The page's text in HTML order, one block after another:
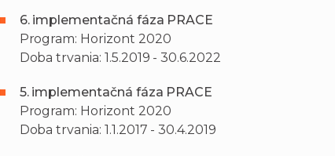
6. implementačná fáza PRACE
Program: Horizont 2020
Doba trvania: 1.5.2019 - 30.6.2022
5. implementačná fáza PRACE
Program: Horizont 2020
Doba trvania: 1.1.2017 - 30.4.2019